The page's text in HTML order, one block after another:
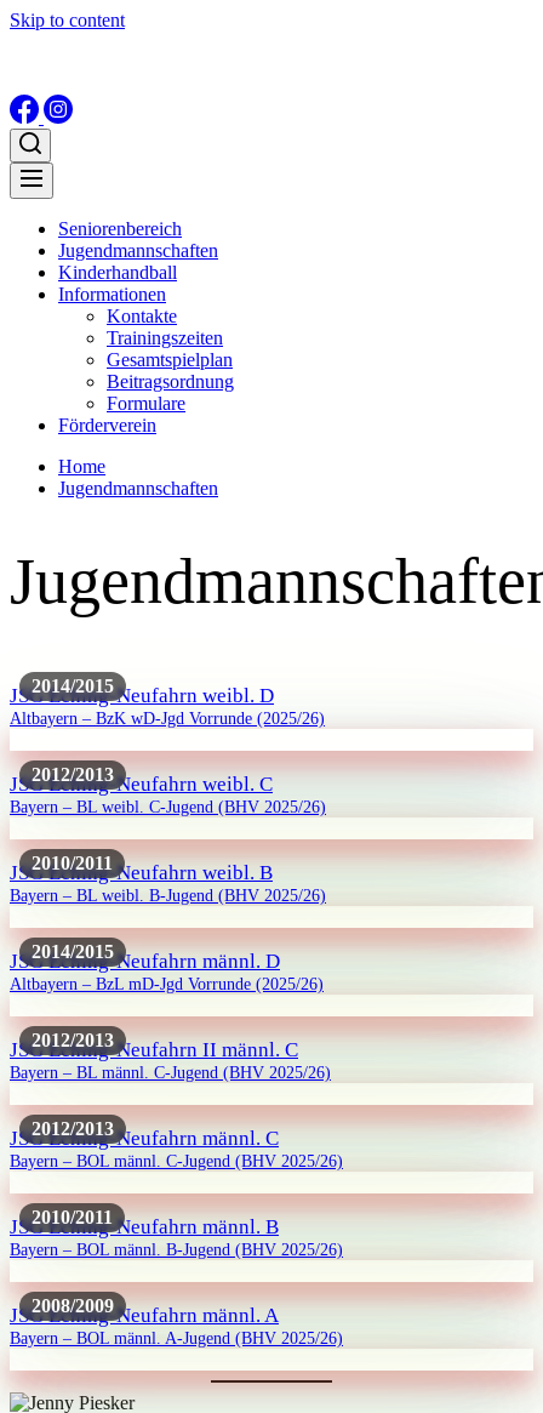
Skip to content
Seniorenbereich
Jugendmannschaften
Kinderhandball
Informationen
Kontakte
Trainingszeiten
Gesamtspielplan
Beitragsordnung
Formulare
Förderverein
Home
Jugendmannschaften
2014/2015
JSG Eching-Neufahrn weibl. D
Altbayern – BzK wD-Jgd Vorrunde (2025/26)
2012/2013
JSG Eching-Neufahrn weibl. C
Bayern – BL weibl. C-Jugend (BHV 2025/26)
2010/2011
JSG Eching-Neufahrn weibl. B
Bayern – BL weibl. B-Jugend (BHV 2025/26)
2014/2015
JSG Eching-Neufahrn männl. D
Altbayern – BzL mD-Jgd Vorrunde (2025/26)
2012/2013
JSG Eching-Neufahrn II männl. C
Bayern – BL männl. C-Jugend (BHV 2025/26)
2012/2013
JSG Eching-Neufahrn männl. C
Bayern – BOL männl. C-Jugend (BHV 2025/26)
2010/2011
JSG Eching-Neufahrn männl. B
Bayern – BOL männl. B-Jugend (BHV 2025/26)
2008/2009
JSG Eching-Neufahrn männl. A
Bayern – BOL männl. A-Jugend (BHV 2025/26)